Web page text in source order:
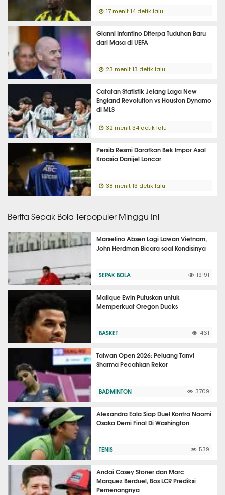
17 menit 14 detik lalu
Gianni Infantino Diterpa Tuduhan Baru
dari Masa di UEFA
23 menit 13 detik lalu
Catatan Statistik Jelang Laga New
England Revolution vs Houston Dynamo
di MLS
32 menit 34 detik lalu
Persib Resmi Daratkan Bek Impor Asal
Kroasia Danijel Loncar
38 menit 13 detik lalu
Berita Sepak Bola Terpopuler Minggu Ini
Marselino Absen Lagi Lawan Vietnam,
John Herdman Bicara soal Kondisinya
SEPAK BOLA 19191
Malique Ewin Putuskan untuk
Memperkuat Oregon Ducks
BASKET 461
Taiwan Open 2026: Peluang Tanvi
Sharma Pecahkan Rekor
BADMINTON 3709
Alexandra Eala Siap Duel Kontra Naomi
Osaka Demi Final Di Washington
TENIS 539
Andai Casey Stoner dan Marc
Marquez Berduel, Bos LCR Prediksi
Pemenangnya